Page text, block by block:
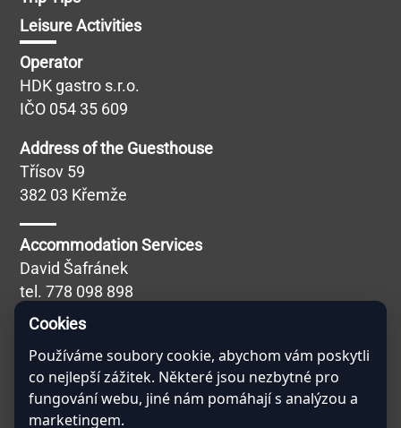
Leisure Activities
Operator
HDK gastro s.r.o.
IČO 054 35 609
Address of the Guesthouse
Třísov 59
382 03 Křemže
Accommodation Services
David Šafránek
tel.778 098 898
Blábolilová Simona
Catering Services
Miroslav Kučera
tel.608 757 691
Cookies
Používáme soubory cookie, abychom vám poskytli
co nejlepší zážitek. Některé jsou nezbytné pro
fungování webu, jiné nám pomáhají s analýzou a
marketingem.